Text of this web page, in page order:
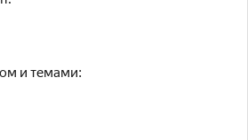
и темами: